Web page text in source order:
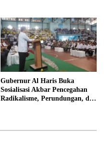
Gubernur Al Haris Buka
Sosialisasi Akbar Pencegahan
Radikalisme, Perundungan, dan